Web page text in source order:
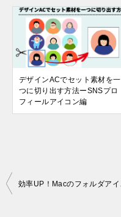
デザインACでセット素材を一
つに切り出す方法ーSNSプロ
フィールアイコン編
投